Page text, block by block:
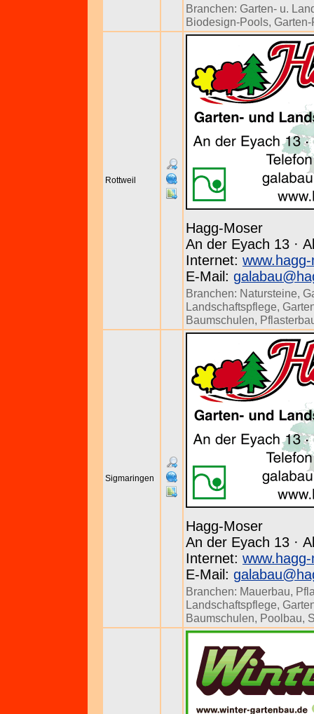
Branchen: Garten- u.
Biodesign-Pools,
Rottweil
Hagg-Moser
An der Eyach 13 ·
Internet:
E-Mail:
Branchen: Natursteine,
Landschaftspflege,
Baumschulen,
Sigmaringen
Hagg-Moser
An der Eyach 13 ·
Internet:
E-Mail:
Branchen: Mauerbau,
Landschaftspflege,
Baumschulen, Poolbau,